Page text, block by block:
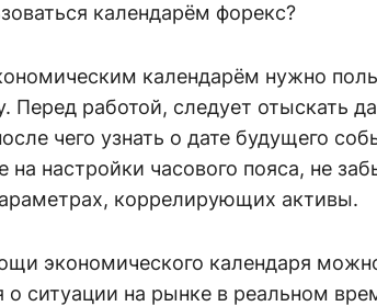
календарём форекс?
календарём нужно
Перед работой, следует отыскать
чего узнать о дате будущего
на настройки часового пояса, не
коррелирующих активы.
экономического календаря
о ситуации на рынке в реальном